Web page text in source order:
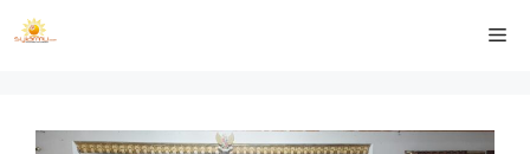
Langsung
ke